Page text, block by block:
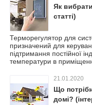
Як
статті)
Терморегулятор для
призначений для
підтримання постійної
температури в
21.01.2020
Що
домі?